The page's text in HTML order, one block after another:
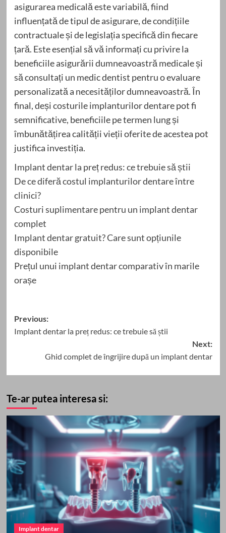
asigurarea medicală este variabilă, fiind
influențată de tipul de asigurare, de condițiile
contractuale și de legislația specifică din fiecare
țară. Este esențial să vă informați cu privire la
beneficiile asigurării dumneavoastră medicale și
să consultați un medic dentist pentru o evaluare
personalizată a necesităților dumneavoastră. În
final, deși costurile implanturilor dentare pot fi
semnificative, beneficiile pe termen lung și
îmbunătățirea calității vieții oferite de acestea pot
justifica investiția.
Implant dentar la preț redus: ce trebuie să știi
De ce diferă costul implanturilor dentare între
clinici?
Costuri suplimentare pentru un implant dentar
complet
Implant dentar gratuit? Care sunt opțiunile
disponibile
Prețul unui implant dentar comparativ în marile
orașe
Post
navigation
Previous:
Implant dentar la preț redus: ce trebuie să știi
Next:
Ghid complet de îngrijire după un implant dentar
Te-ar putea interesa si:
Implant dentar